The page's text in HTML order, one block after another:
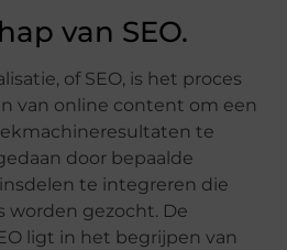
van SEO.
of SEO, is het proces
van online content om een
te
door bepaalde
te integreren die
worden gezocht. De
ligt in het begrijpen van